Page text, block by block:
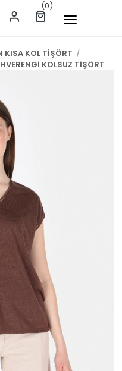
(0)
KISA KOL TİŞÖRT /
KOLSUZ TİŞÖRT